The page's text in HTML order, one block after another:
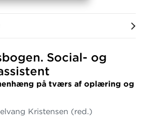
Social- og
på tværs af oplæring og
Kristensen (red.)